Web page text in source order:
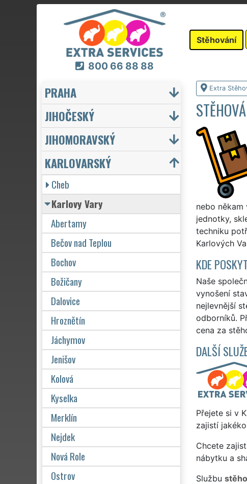
800 66 88 88
Stěhování
Extra
nebo
jednotky,
techniku
Karlových
KDE
Naše
vynošení
nejlevnější
odborníků.
cena za
DALŠÍ
Přejete si v
zajistí
Chcete
nábytku a
Službu
PRAHA
JIHOČESKÝ
JIHOMORAVSKÝ
KARLOVARSKÝ
Cheb
Karlovy Vary
Abertamy
Bečov nad Teplou
Bochov
Božičany
Dalovice
Hroznětín
Jáchymov
Jenišov
Kolová
Kyselka
Merklín
Nejdek
Nová Role
Ostrov